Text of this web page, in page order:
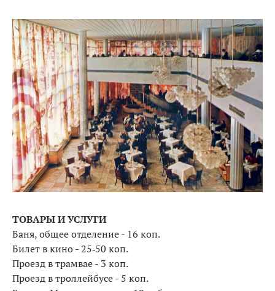
ТОВАРЫ И УСЛУГИ
Баня, общее отделение - 16 коп.
Билет в кино - 25‑50 коп.
Проезд в трамвае - 3 коп.
Проезд в троллейбусе - 5 коп.